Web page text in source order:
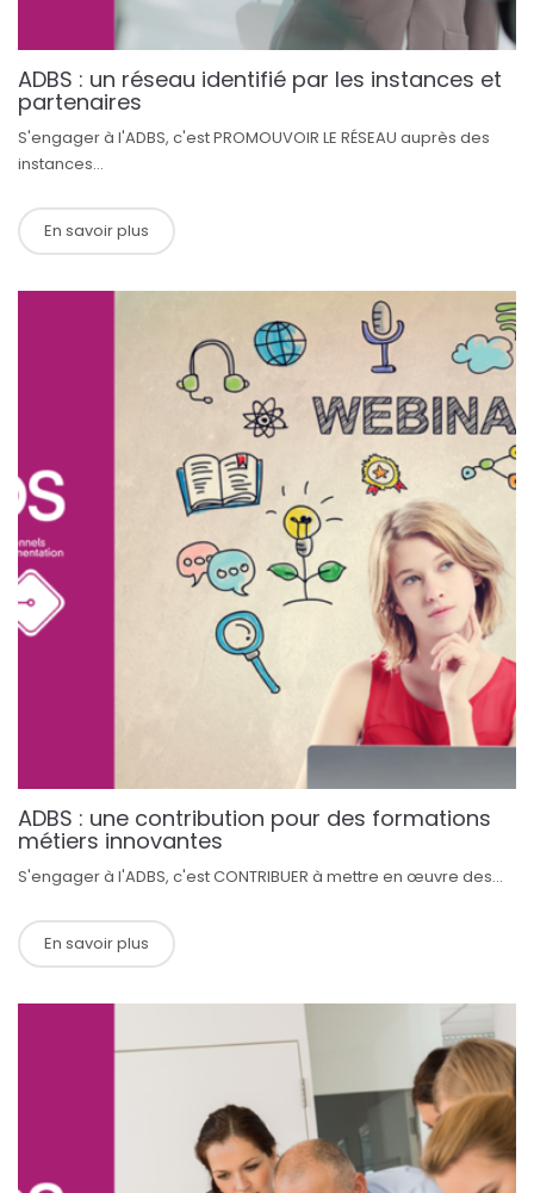
ADBS : un réseau identifié par les instances et
partenaires
S'engager à l'ADBS, c'est PROMOUVOIR LE RÉSEAU auprès des
instances...
En savoir plus
ADBS : une contribution pour des formations
métiers innovantes
S'engager à l'ADBS, c'est CONTRIBUER à mettre en œuvre des...
En savoir plus